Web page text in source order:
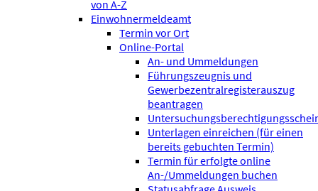
von A-Z
Einwohnermeldeamt
Termin vor Ort
Online-Portal
An- und Ummeldungen
Führungszeugnis und
Gewerbezentralregisterauszug
beantragen
Unterlagen einreichen (für einen
bereits gebuchten Termin)
Termin für erfolgte online
An-/Ummeldungen buchen